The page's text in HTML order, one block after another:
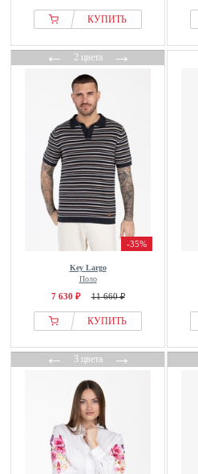
КУПИТЬ
←2 цвета→
-35%
Key Largo
Поло
7 630 ₽ 11 660 ₽
КУПИТЬ
←3 цвета→